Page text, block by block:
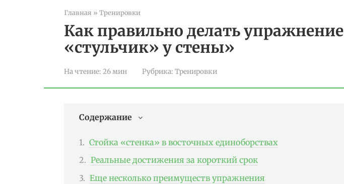
Главная » Тренировки
Как правильно делать упражнение
«стульчик» у стены»
На чтение: 26 мин Рубрика: Тренировки
Содержание
Стойка «стенка» в восточных единоборствах
Реальные достижения за короткий срок
Еще несколько преимуществ упражнения